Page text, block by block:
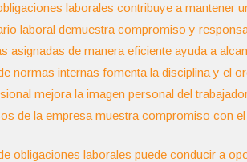
laborales contribuye a mantener
laboral demuestra compromiso y
asignadas de manera eficiente ayuda a
normas internas fomenta la disciplina y el
mejora la imagen personal del
de la empresa muestra compromiso con
obligaciones laborales puede conducir a